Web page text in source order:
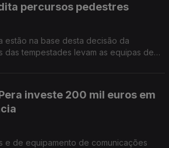
percursos pedestres
estão na base desta decisão da
das tempestades levam as equipas de
investe 200 mil euros em
e de equipamento de comunicações